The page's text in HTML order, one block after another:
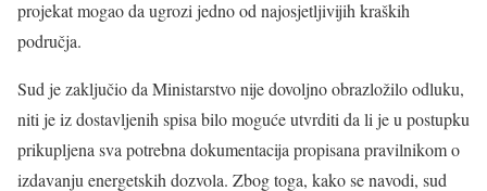
projekat mogao da ugrozi jedno od najosjetljivijih kraških
područja.
Sud je zaključio da Ministarstvo nije dovoljno obrazložilo odluku,
niti je iz dostavljenih spisa bilo moguće utvrditi da li je u postupku
prikupljena sva potrebna dokumentacija propisana pravilnikom o
izdavanju energetskih dozvola. Zbog toga, kako se navodi, sud